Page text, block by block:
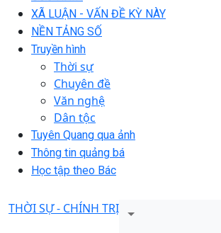
XÃ LUẬN - VẤN ĐỀ KỲ NÀY
NỀN TẢNG SỐ
Truyền hình
Thời sự
Chuyên đề
Văn nghệ
Dân tộc
Tuyên Quang qua ảnh
Thông tin quảng bá
Học tập theo Bác
THỜI SỰ - CHÍNH TRỊ